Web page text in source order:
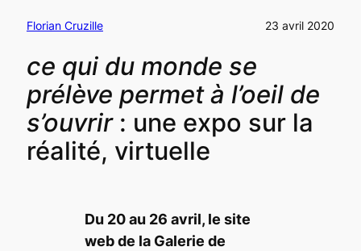
Florian Cruzille 23 avril 2020
ce qui du monde se
prélève permet à l’oeil de
s’ouvrir: une expo sur la
réalité, virtuelle
Du 20 au 26 avril, le site
web de la Galerie de